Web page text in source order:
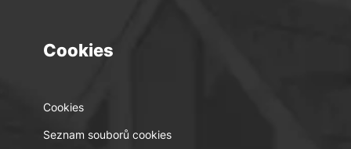
Cookies
Cookies
Seznam souborů cookies